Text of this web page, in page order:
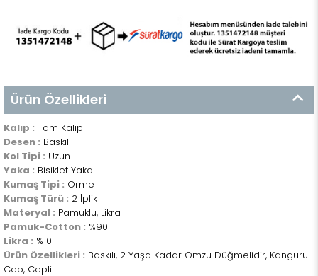
Ürün Özellikleri
Kalıp : Tam Kalıp
Desen : Baskılı
Kol Tipi : Uzun
Yaka : Bisiklet Yaka
Kumaş Tipi : Örme
Kumaş Türü : 2 İplik
Materyal : Pamuklu, Likra
Pamuk-Cotton : %90
Likra : %10
Ürün Özellikleri : Baskılı, 2 Yaşa Kadar Omzu Düğmelidir, Kanguru
Cep, Cepli